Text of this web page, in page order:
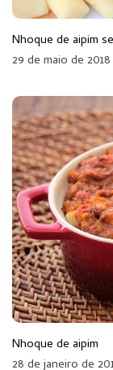
Nhoque de aipim
29 de maio de 2018
Nhoque de aipim
28 de janeiro de